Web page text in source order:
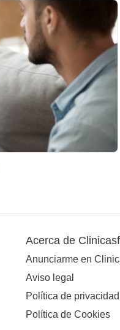
Acerca de
Anunciarme en
Aviso legal
Política de privacidad
Política de Cookies